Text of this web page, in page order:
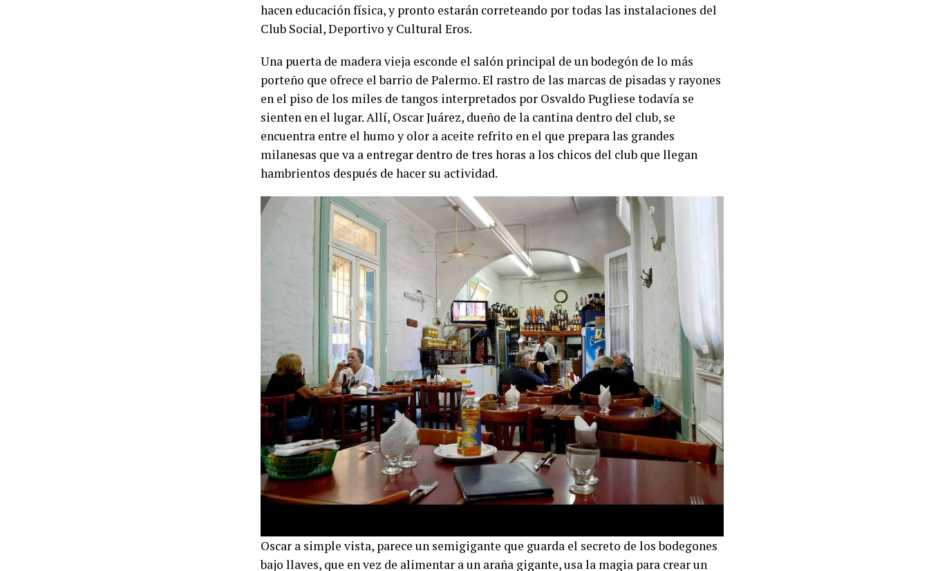
hacen educación física, y pronto estarán correteando por todas las instalaciones del
Club Social, Deportivo y Cultural Eros.
Una puerta de madera vieja esconde el salón principal de un bodegón de lo más
porteño que ofrece el barrio de Palermo. El rastro de las marcas de pisadas y rayones
en el piso de los miles de tangos interpretados por Osvaldo Pugliese todavía se
sienten en el lugar. Allí, Oscar Juárez, dueño de la cantina dentro del club, se
encuentra entre el humo y olor a aceite refrito en el que prepara las grandes
milanesas que va a entregar dentro de tres horas a los chicos del club que llegan
hambrientos después de hacer su actividad.
Oscar a simple vista, parece un semigigante que guarda el secreto de los bodegones
bajo llaves, que en vez de alimentar a un araña gigante, usa la magia para crear un